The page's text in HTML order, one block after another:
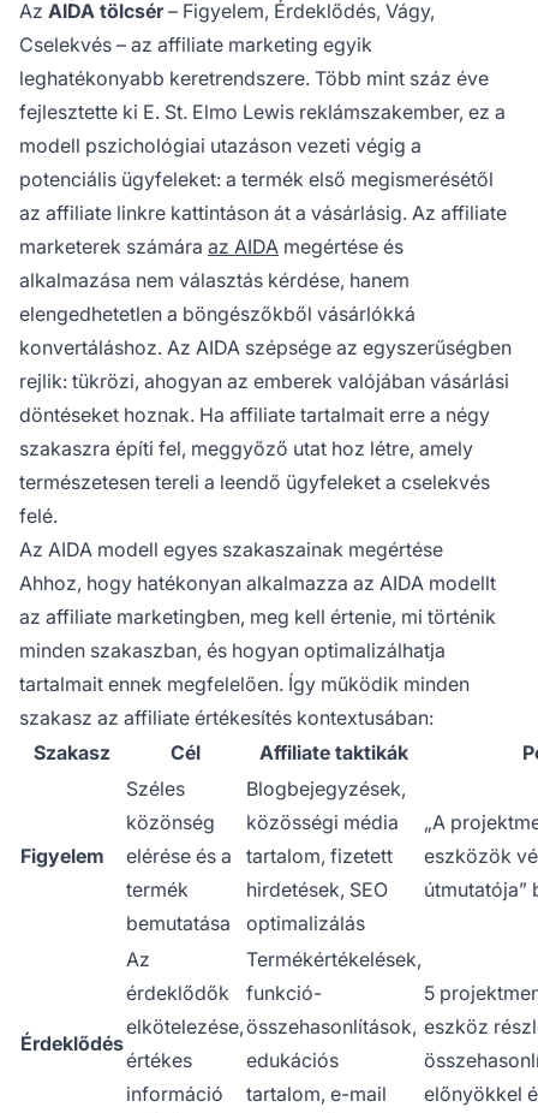
Az AIDA tölcsér– Figyelem, Érdeklődés, Vágy,
Cselekvés – az affiliate marketing egyik
leghatékonyabb keretrendszere. Több mint száz éve
fejlesztette ki E. St. Elmo Lewis reklámszakember, ez a
modell pszichológiai utazáson vezeti végig a
potenciális ügyfeleket: a termék első megismerésétől
az affiliate linkre kattintáson át a vásárlásig. Az affiliate
marketerek számára az AIDA megértése és
alkalmazása nem választás kérdése, hanem
elengedhetetlen a böngészőkből vásárlókká
konvertáláshoz. Az AIDA szépsége az egyszerűségben
rejlik: tükrözi, ahogyan az emberek valójában vásárlási
döntéseket hoznak. Ha affiliate tartalmait erre a négy
szakaszra építi fel, meggyőző utat hoz létre, amely
természetesen tereli a leendő ügyfeleket a cselekvés
felé.
Az AIDA modell egyes szakaszainak megértése
Ahhoz, hogy hatékonyan alkalmazza az AIDA modellt
az affiliate marketingben, meg kell értenie, mi történik
minden szakaszban, és hogyan optimalizálhatja
tartalmait ennek megfelelően. Így működik minden
szakasz az affiliate értékesítés kontextusában:
Szakasz
Cél Affiliate taktikák
Figyelem
Széles
közönség
elérése és a
termék
bemutatása
Blogbejegyzések,
közösségi média
tartalom, fizetett
hirdetések, SEO
optimalizálás
„A
eszközök
útmutatója”
Érdeklődés
Az
érdeklődők
elkötelezése,
értékes
információ
Termékértékelések,
funkció-
összehasonlítások,
edukációs
tartalom, e-mail
5
eszköz
előnyökkel